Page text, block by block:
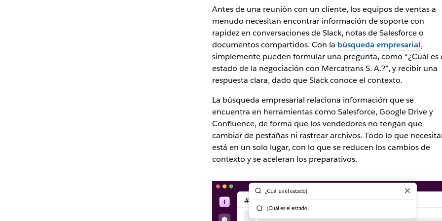
Antes de una reunión con un cliente, los equipos de ventas a
menudo necesitan encontrar información de soporte con
rapidez en conversaciones de Slack, notas de Salesforce o
documentos compartidos. Con la búsqueda empresarial,
simplemente pueden formular una pregunta, como “¿Cuál es
estado de la negociación con Mercatrans S. A.?”, y recibir una
respuesta clara, dado que Slack conoce el contexto.
La búsqueda empresarial relaciona información que se
encuentra en herramientas como Salesforce, Google Drive y
Confluence, de forma que los vendedores no tengan que
cambiar de pestañas ni rastrear archivos. Todo lo que
está en un solo lugar, con lo que se reducen los cambios de
contexto y se aceleran los preparativos.